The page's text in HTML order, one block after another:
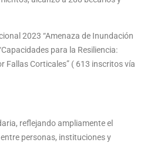
2023 “Amenaza de Inundación
para la Resiliencia:
Fallas Corticales” ( 613 inscritos vía
reflejando ampliamente el
personas, instituciones y